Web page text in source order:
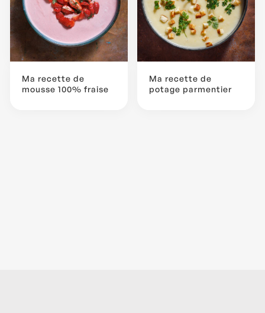
Ma recette de
mousse 100% fraise
Ma recette de
potage parmentier